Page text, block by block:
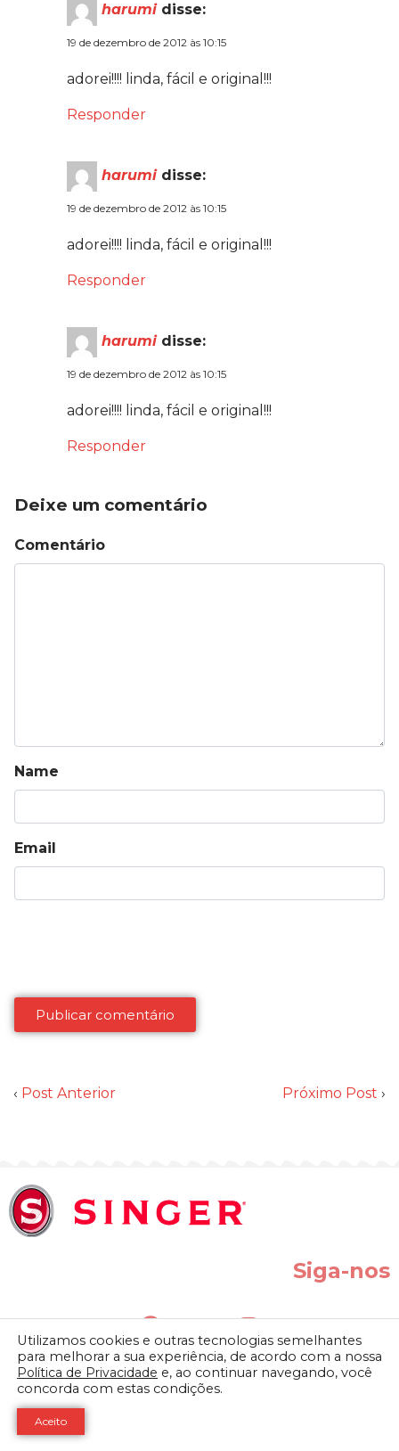
harumi disse:
19 de dezembro de 2012 às 10:15
adorei!!!! linda, fácil e original!!!
Responder
harumi disse:
19 de dezembro de 2012 às 10:15
adorei!!!! linda, fácil e original!!!
Responder
harumi disse:
19 de dezembro de 2012 às 10:15
adorei!!!! linda, fácil e original!!!
Responder
Deixe um comentário
Comentário
Name
Email
‹ Post Anterior Próximo Post ›
Siga-nos
SINGER do BRASIL IND. COM. LTDA. | Av. Presidente Vargas, 800 –
Vila Vitória II – Indaiatuba-SP CEP: 13338-900 CNPJ: 61.432.506/0001-
Utilizamos cookies e outras tecnologias semelhantes
para melhorar a sua experiência, de acordo com a nossa
Política de Privacidade e, ao continuar navegando, você
concorda com estas condições.
Aceito